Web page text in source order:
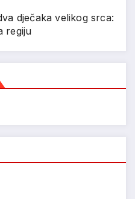
dječaka velikog srca:
regiju